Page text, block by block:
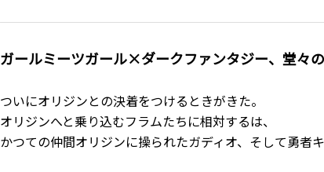
ガールミーツガール×ダークファンタジー、堂々の
ついにオリジンとの決着をつけるときがきた。
オリジンへと乗り込むフラムたちに相対するは、
かつての仲間――オリジンに操られたガディオ、そして勇者キ